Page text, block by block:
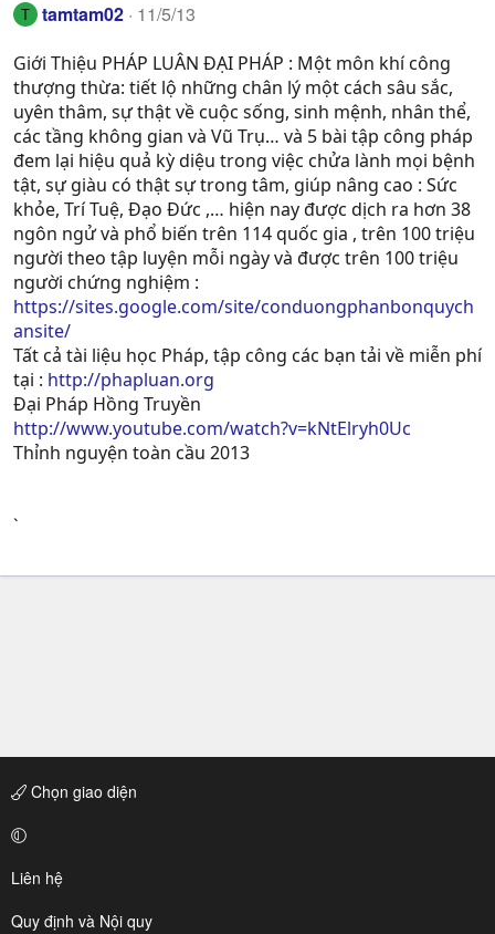
T tamtam02 11/5/13
Giới Thiệu PHÁP LUÂN ĐẠI PHÁP : Một môn khí công
thượng thừa: tiết lộ những chân lý một cách sâu sắc,
uyên thâm, sự thật về cuộc sống, sinh mệnh, nhân thể,
các tầng không gian và Vũ Trụ… và 5 bài tập công pháp
đem lại hiệu quả kỳ diệu trong việc chửa lành mọi bệnh
tật, sự giàu có thật sự trong tâm, giúp nâng cao : Sức
khỏe, Trí Tuệ, Ðạo Ðức ,… hiện nay được dịch ra hơn 38
ngôn ngử và phổ biến trên 114 quốc gia , trên 100 triệu
người theo tập luyện mỗi ngày và được trên 100 triệu
người chứng nghiệm :
https://sites.google.com/site/conduongphanbonquych
ansite/
Tất cả tài liệu học Pháp, tập công các bạn tải về miễn phí
tại : http://phapluan.org
Đại Pháp Hồng Truyền
http://www.youtube.com/watch?v=kNtElryh0Uc
Thỉnh nguyện toàn cầu 2013
`
Chọn giao diện
Liên hệ
Quy định và Nội quy